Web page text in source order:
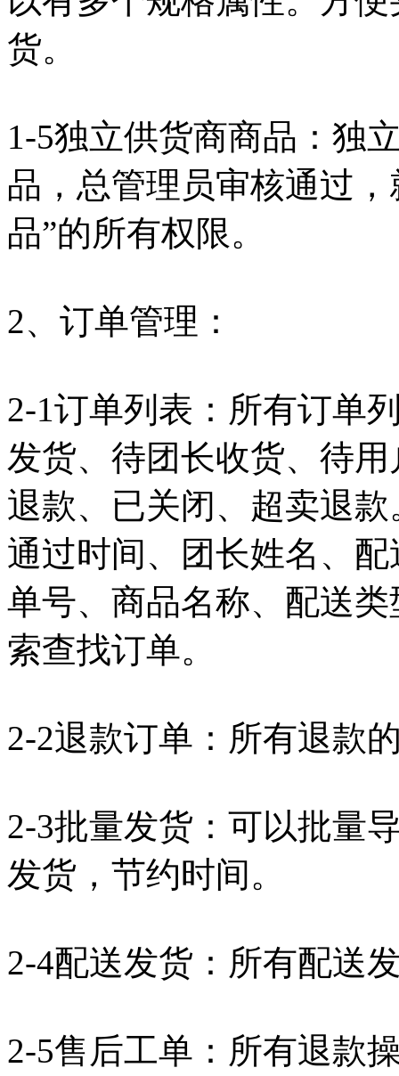
货。
1-5独立供货商商品：独
品，总管理员审核通过
品”的所有权限。
2、订单管理：
2-1订单列表：所有订单
发货、待团长收货、待
退款、已关闭、超卖退
通过时间、团长姓名、
单号、商品名称、配送
索查找订单。
2-2退款订单：所有退款
2-3批量发货：可以批量
发货，节约时间。
2-4配送发货：所有配送
2-5售后工单：所有退款